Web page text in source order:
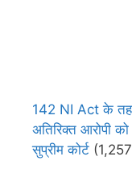
142 NI Act के
अतिरिक्त आरोपी
सुप्रीम कोर्ट